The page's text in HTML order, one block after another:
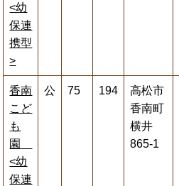
<幼
保連
携型
>
香南
こど
も
園
<幼
保連
公 75 194
高松市
香南町
横井
865-1